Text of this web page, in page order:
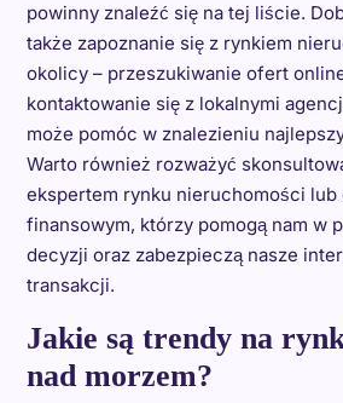
powinny znaleźć się na tej liście.
także zapoznanie się z rynkiem
okolicy – przeszukiwanie ofert
kontaktowanie się z lokalnymi
może pomóc w znalezieniu
Warto również rozważyć
ekspertem rynku nieruchomości lub
finansowym, którzy pomogą nam w
decyzji oraz zabezpieczą nasze
transakcji.
Jakie są trendy na
nad morzem?